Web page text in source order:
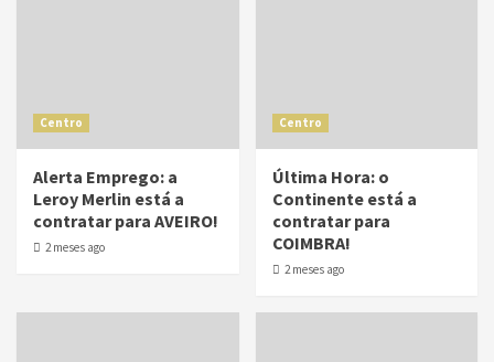
Centro
Alerta Emprego: a
Leroy Merlin está a
contratar para AVEIRO!
2 meses ago
Centro
Última Hora: o
Continente está a
contratar para
COIMBRA!
2 meses ago